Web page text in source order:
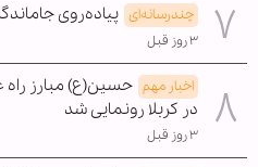
چندرسانه‌ای پیاده‌روی
۳ روز قبل
اخبار مهم حسین(ع) مبارز
در کربلا رونمایی شد
۳ روز قبل